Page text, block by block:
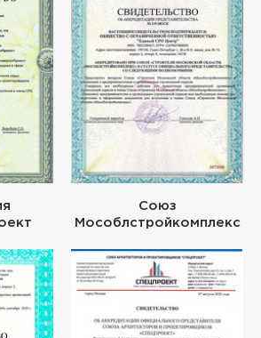
Союз
Мособлстройкомплекс